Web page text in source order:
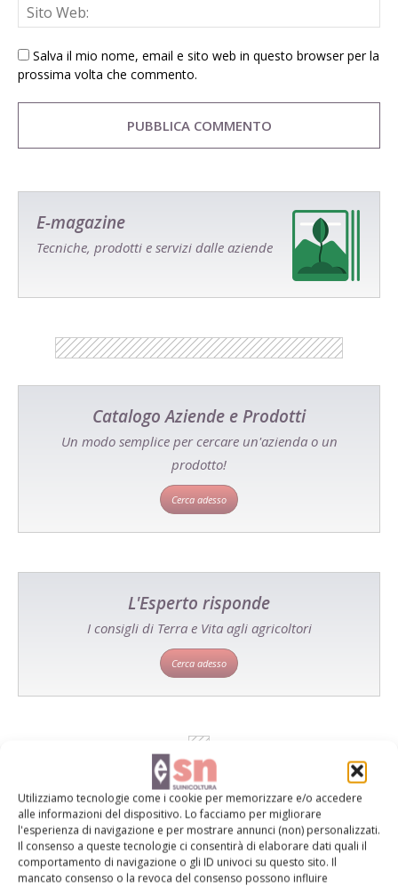
Utilizziamo tecnologie come i cookie per memorizzare e/o accedere
alle informazioni del dispositivo. Lo facciamo per migliorare
l'esperienza di navigazione e per mostrare annunci (non) personalizzati.
Il consenso a queste tecnologie ci consentirà di elaborare dati quali il
comportamento di navigazione o gli ID univoci su questo sito. Il
mancato consenso o la revoca del consenso possono influire
Salva il mio nome, email e sito web in questo browser per la
prossima volta che commento.
E-magazine
Tecniche, prodotti e servizi dalle aziende
Catalogo Aziende e Prodotti
Un modo semplice per cercare un'azienda o un
prodotto!
Cerca adesso
L'Esperto risponde
I consigli di Terra e Vita agli agricoltori
Cerca adesso
Dalla stessa categoria